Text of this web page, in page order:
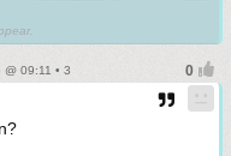
09:11 • 3